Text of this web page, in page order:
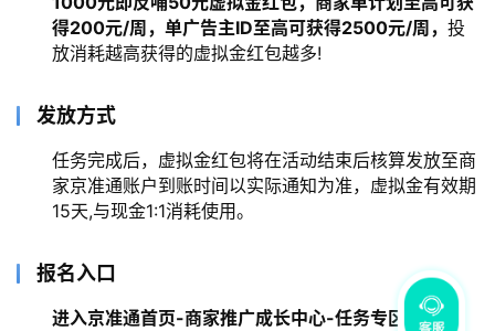
得200元/周，单广告主ID至高可获得2500元/周， 投
放消耗越高获得的虚拟金红包越多!
发放方式
任务完成后，虚拟金红包将在活动结束后核算发放至商
家京准通账户到账时间以实际通知为准，虚拟金有效期
15天,与现金1:1消耗使用。
报名入口
进入京准通首页-商家推广成长中心-任务专区-收到